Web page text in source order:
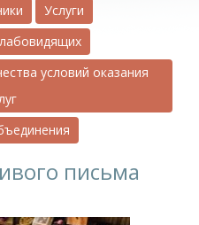
Услуги
условий оказания
письма